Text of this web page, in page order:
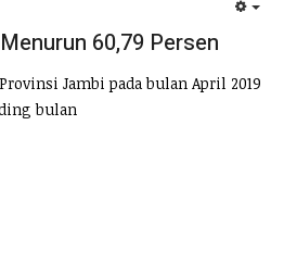
60,79 Persen
Jambi pada bulan April 2019
bulan